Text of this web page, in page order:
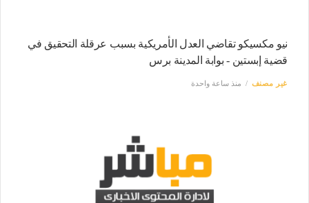
نيو مكسيكو تقاضي العدل الأمريكية بسبب عرقلة التحقيق في
قضية إبستين - بوابة المدينة برس
غير مصنف منذ ساعة واحدة